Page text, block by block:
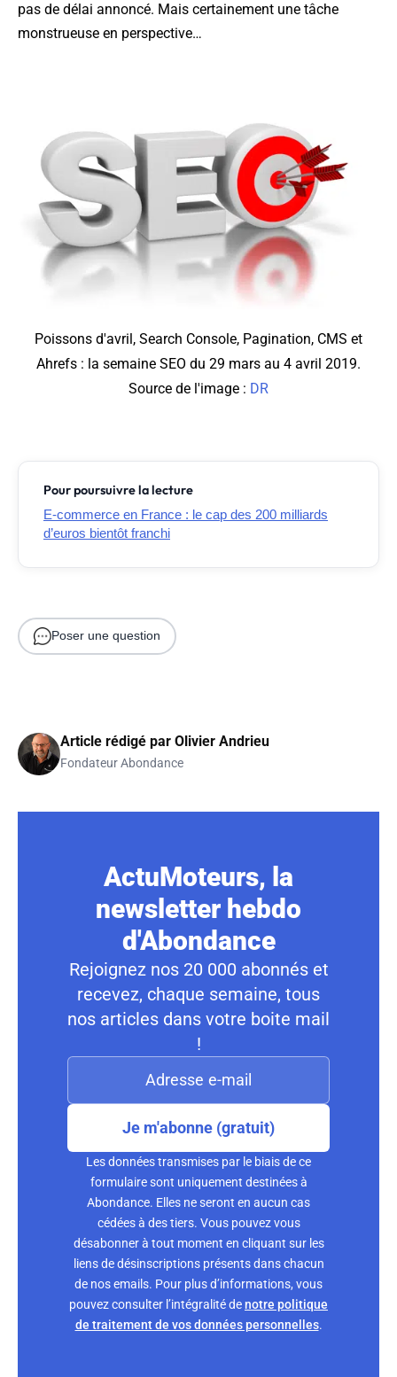
pas de délai annoncé. Mais certainement une tâche
monstrueuse en perspective…
Poissons d'avril, Search Console, Pagination, CMS et
Ahrefs : la semaine SEO du 29 mars au 4 avril 2019.
Source de l'image : DR
Pour poursuivre la lecture
E-commerce en France : le cap des 200 milliards
d’euros bientôt franchi
Poser une question
Article rédigé par Olivier Andrieu
Fondateur Abondance
ActuMoteurs, la
newsletter hebdo
d'Abondance
Rejoignez nos 20 000 abonnés et
recevez, chaque semaine, tous
nos articles dans votre boite mail
!
Je m'abonne (gratuit)
Les données transmises par le biais de ce
formulaire sont uniquement destinées à
Abondance. Elles ne seront en aucun cas
cédées à des tiers. Vous pouvez vous
désabonner à tout moment en cliquant sur les
liens de désinscriptions présents dans chacun
de nos emails. Pour plus d’informations, vous
pouvez consulter l’intégralité denotre politique
de traitement de vos données personnelles.